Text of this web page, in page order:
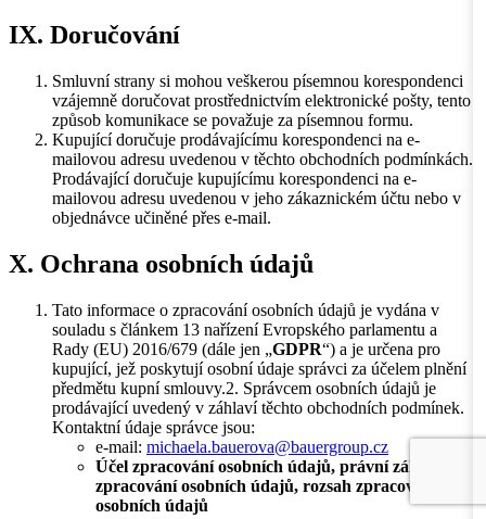
IX. Doručování
Smluvní strany si mohou veškerou písemnou korespondenci
vzájemně doručovat prostřednictvím elektronické pošty, tento
způsob komunikace se považuje za písemnou formu.
Kupující doručuje prodávajícímu korespondenci na e-
mailovou adresu uvedenou v těchto obchodních podmínkách.
Prodávající doručuje kupujícímu korespondenci na e-
mailovou adresu uvedenou v jeho zákaznickém účtu nebo v
objednávce učiněné přes e-mail.
X. Ochrana osobních údajů
Tato informace o zpracování osobních údajů je vydána v
souladu s článkem 13 nařízení Evropského parlamentu a
Rady (EU) 2016/679 (dále jen „GDPR“) a je určena pro
kupující, jež poskytují osobní údaje správci za účelem plnění
předmětu kupní smlouvy.2. Správcem osobních údajů je
prodávající uvedený v záhlaví těchto obchodních podmínek.
Kontaktní údaje správce jsou:
e-mail: michaela.bauerova@bauergroup.cz
Účel zpracování osobních údajů, právní základ
zpracování osobních údajů, rozsah zpracovávaných
osobních údajů